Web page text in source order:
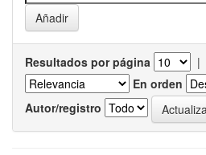
Resultados por página |
En orden
Autor/registro